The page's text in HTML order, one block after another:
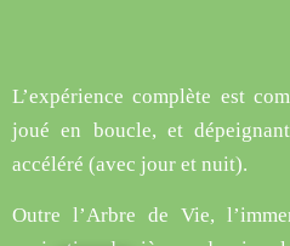
L’expérience complète est
joué en boucle, et
accéléré (avec jour et nuit).
Outre l’Arbre de Vie,